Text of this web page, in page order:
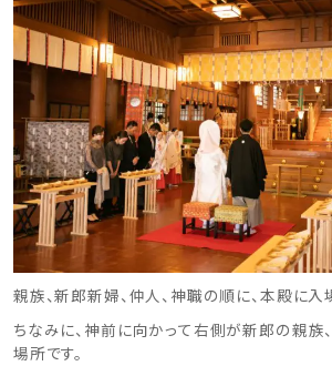
親族、新郎新婦、仲人、神職の順に、本殿に入
ちなみに、神前に向かって右側が新郎の親族
場所です。